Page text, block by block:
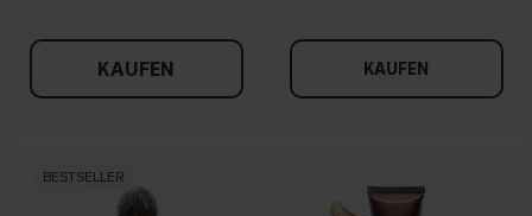
KAUFEN KAUFEN
BESTSELLER